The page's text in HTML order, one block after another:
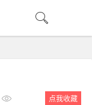
点我收藏